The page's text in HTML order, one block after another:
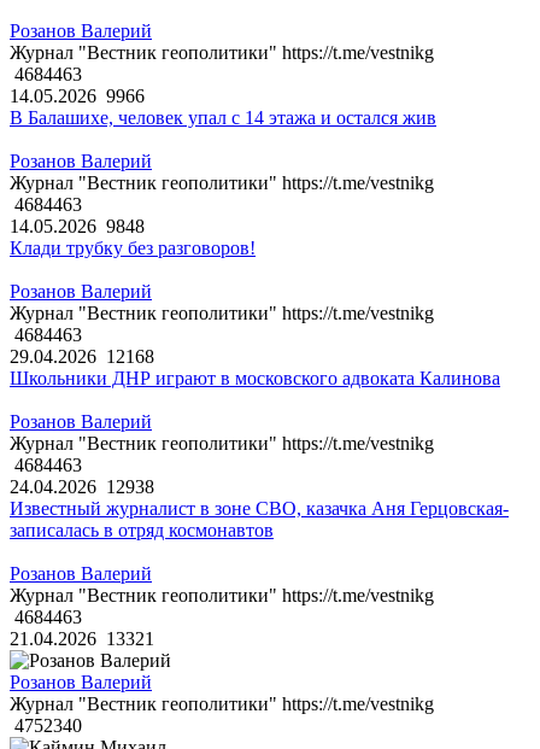
Розанов Валерий
Журнал "Вестник геополитики" https://t.me/vestnikg
4684463
14.05.2026 9966
В Балашихе, человек упал с 14 этажа и остался жив
Розанов Валерий
Журнал "Вестник геополитики" https://t.me/vestnikg
4684463
14.05.2026 9848
Клади трубку без разговоров!
Розанов Валерий
Журнал "Вестник геополитики" https://t.me/vestnikg
4684463
29.04.2026 12168
Школьники ДНР играют в московского адвоката Калинова
Розанов Валерий
Журнал "Вестник геополитики" https://t.me/vestnikg
4684463
24.04.2026 12938
Известный журналист в зоне СВО, казачка Аня Герцовская-
записалась в отряд космонавтов
Розанов Валерий
Журнал "Вестник геополитики" https://t.me/vestnikg
4684463
21.04.2026 13321
Розанов Валерий
Журнал "Вестник геополитики" https://t.me/vestnikg
4752340